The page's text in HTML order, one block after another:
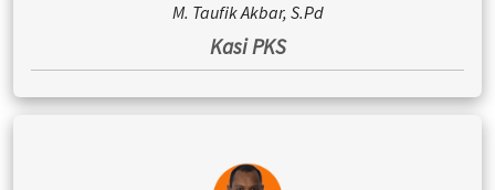
M. Taufik Akbar, S.Pd
Kasi PKS